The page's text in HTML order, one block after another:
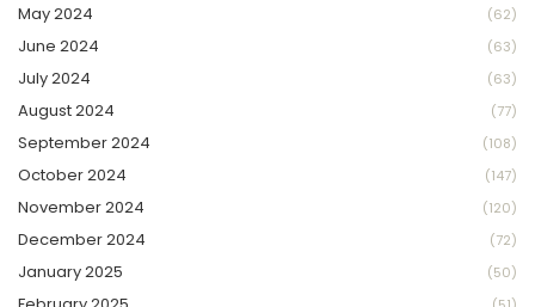
May 2024 (62)
June 2024 (63)
July 2024 (63)
August 2024 (77)
September 2024 (108)
October 2024 (147)
November 2024 (120)
December 2024 (72)
January 2025 (50)